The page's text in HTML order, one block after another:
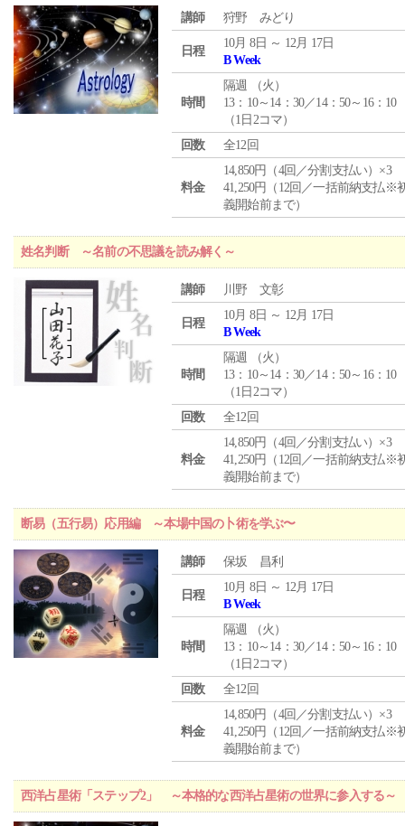
講師 狩野 みどり
日程
10月 8日 ～ 12月 17日
B Week
時間
隔週 （火 ）
13：10～14：30／14：50～16：10
（1日2コマ）
回数
全12回
料金
14,850円（4回／分割支払い）×3
41,250円（12回／一括前納支払※
義開始前まで）
姓名判断 ～名前の不思議を読み解く～
講師 川野 文彰
日程
10月 8日 ～ 12月 17日
B Week
時間
隔週 （火 ）
13：10～14：30／14：50～16：10
（1日2コマ）
回数
全12回
料金
14,850円（4回／分割支払い）×3
41,250円（12回／一括前納支払※
義開始前まで）
断易（五行易）応用編 ～本場中国の卜術を学ぶ〜
講師 保坂 昌利
日程
10月 8日 ～ 12月 17日
B Week
時間
隔週 （火 ）
13：10～14：30／14：50～16：10
（1日2コマ）
回数
全12回
料金
14,850円（4回／分割支払い）×3
41,250円（12回／一括前納支払※
義開始前まで）
西洋占星術「ステップ2」 ～本格的な西洋占星術の世界に参入する～